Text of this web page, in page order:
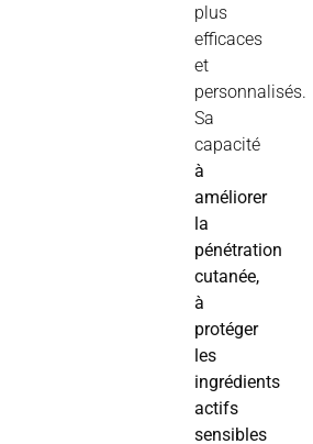
plus
efficaces
et
personnalisés.
Sa
capacité
à
améliorer
la
pénétration
cutanée,
à
protéger
les
ingrédients
actifs
sensibles